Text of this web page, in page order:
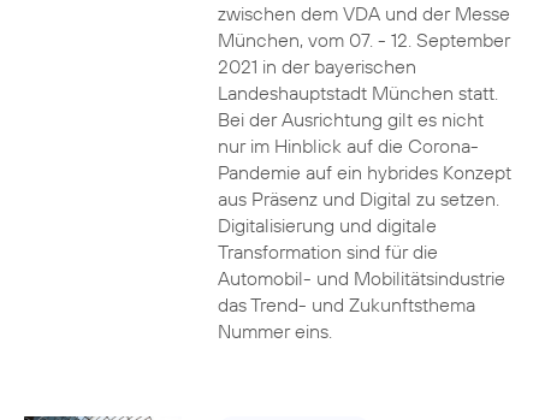
zwischen dem VDA und der Messe
München, vom 07. - 12. September
2021 in der bayerischen
Landeshauptstadt München statt.
Bei der Ausrichtung gilt es nicht
nur im Hinblick auf die Corona-
Pandemie auf ein hybrides Konzept
aus Präsenz und Digital zu setzen.
Digitalisierung und digitale
Transformation sind für die
Automobil- und Mobilitätsindustrie
das Trend- und Zukunftsthema
Nummer eins.